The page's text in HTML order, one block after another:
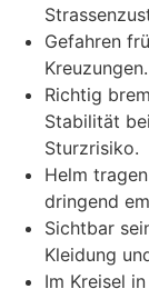
Gefahren
Kreuzungen.
Richtig
Stabilität
Sturzrisiko.
Helm
dringend
Sichtbar
Kleidung
Im Kreisel